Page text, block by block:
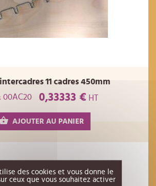
11 cadres 450mm
00AC20
0,33333 € HT
AJOUTER AU PANIER
des cookies et vous donne le
ceux que vous souhaitez activer